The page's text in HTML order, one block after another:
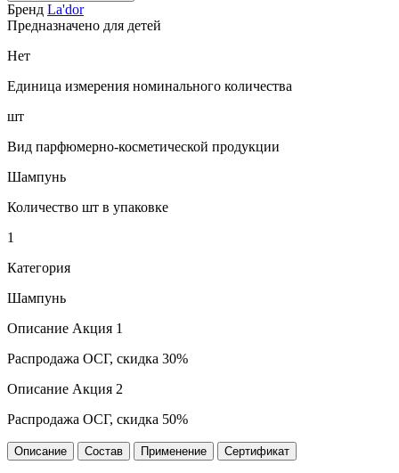
Бренд La'dor
Предназначено для детей
Нет
Единица измерения номинального количества
шт
Вид парфюмерно-косметической продукции
Шампунь
Количество шт в упаковке
1
Категория
Шампунь
Описание Акция 1
Распродажа ОСГ, скидка 30%
Описание Акция 2
Распродажа ОСГ, скидка 50%
Описание Состав Применение Сертификат